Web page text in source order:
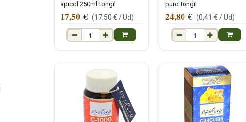
apicol 250ml tongil
17,50 € (17,50 € /Ud)
puro tongil
24,80 € (0,41 € /Ud)